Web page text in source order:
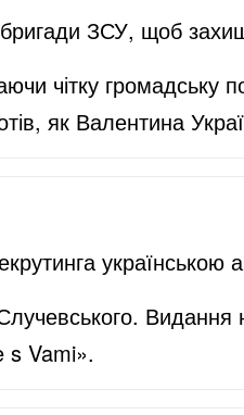
ЗСУ, щоб
чітку громадську
як Валентина
українською
Видання
s Vami».